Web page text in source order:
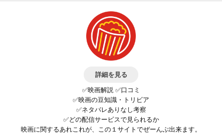
詳細を見る
✅映画解説 ✅口コミ
✅映画の豆知識・トリビア
✅ネタバレありなし考察
✅どの配信サービスで見られるか
映画に関するあれこれが、この１サイトでぜーんぶ出来ます。